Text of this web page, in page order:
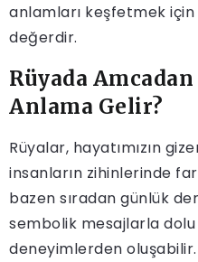
anlamları keşfetmek
değerdir.
Rüyada
Anlama Gelir?
Rüyalar, hayatımızın
insanların zihinlerinde
bazen sıradan günlük
sembolik mesajlarla
deneyimlerden